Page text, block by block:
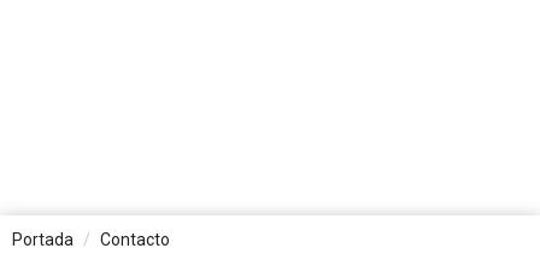
Portada Contacto